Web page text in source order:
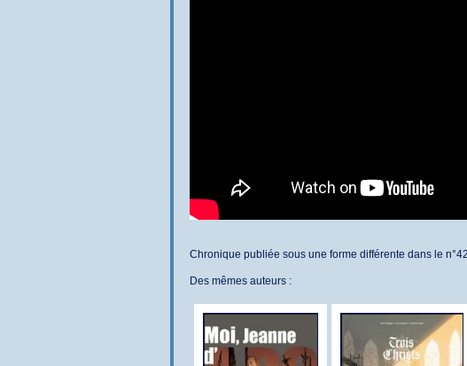
Chronique publiée sous une forme différente dans le
Des mêmes auteurs :